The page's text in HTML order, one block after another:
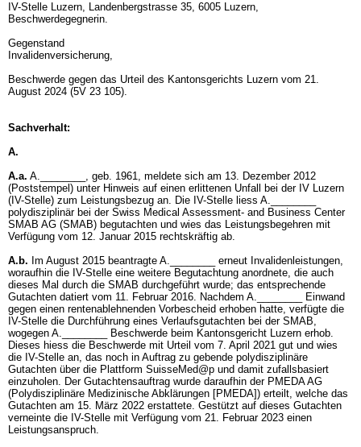
IV-Stelle Luzern, Landenbergstrasse 35, 6005 Luzern,
Beschwerdegegnerin.
Gegenstand
Invalidenversicherung,
Beschwerde gegen das Urteil des Kantonsgerichts Luzern vom 21.
August 2024 (5V 23 105).
Sachverhalt:
A.
A.a. A.________, geb. 1961, meldete sich am 13. Dezember 2012
(Poststempel) unter Hinweis auf einen erlittenen Unfall bei der IV Luzern
(IV-Stelle) zum Leistungsbezug an. Die IV-Stelle liess A.________
polydisziplinär bei der Swiss Medical Assessment- and Business Center
SMAB AG (SMAB) begutachten und wies das Leistungsbegehren mit
Verfügung vom 12. Januar 2015 rechtskräftig ab.
A.b. Im August 2015 beantragte A.________ erneut Invalidenleistungen,
woraufhin die IV-Stelle eine weitere Begutachtung anordnete, die auch
dieses Mal durch die SMAB durchgeführt wurde; das entsprechende
Gutachten datiert vom 11. Februar 2016. Nachdem A.________ Einwand
gegen einen rentenablehnenden Vorbescheid erhoben hatte, verfügte die
IV-Stelle die Durchführung eines Verlaufsgutachten bei der SMAB,
wogegen A.________ Beschwerde beim Kantonsgericht Luzern erhob.
Dieses hiess die Beschwerde mit Urteil vom 7. April 2021 gut und wies
die IV-Stelle an, das noch in Auftrag zu gebende polydisziplinäre
Gutachten über die Plattform SuisseMed@p und damit zufallsbasiert
einzuholen. Der Gutachtensauftrag wurde daraufhin der PMEDA AG
(Polydisziplinäre Medizinische Abklärungen [PMEDA]) erteilt, welche das
Gutachten am 15. März 2022 erstattete. Gestützt auf dieses Gutachten
verneinte die IV-Stelle mit Verfügung vom 21. Februar 2023 einen
Leistungsanspruch.